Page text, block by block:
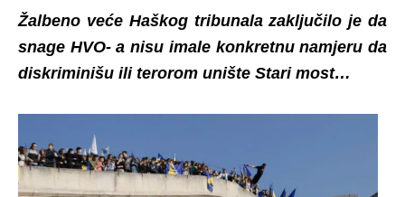
Žalbeno veće Haškog tribunala zaključilo je da
snage HVO- a nisu imale konkretnu namjeru da
diskriminišu ili terorom unište Stari most…